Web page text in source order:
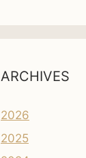
ARCHIVES
2026
2025